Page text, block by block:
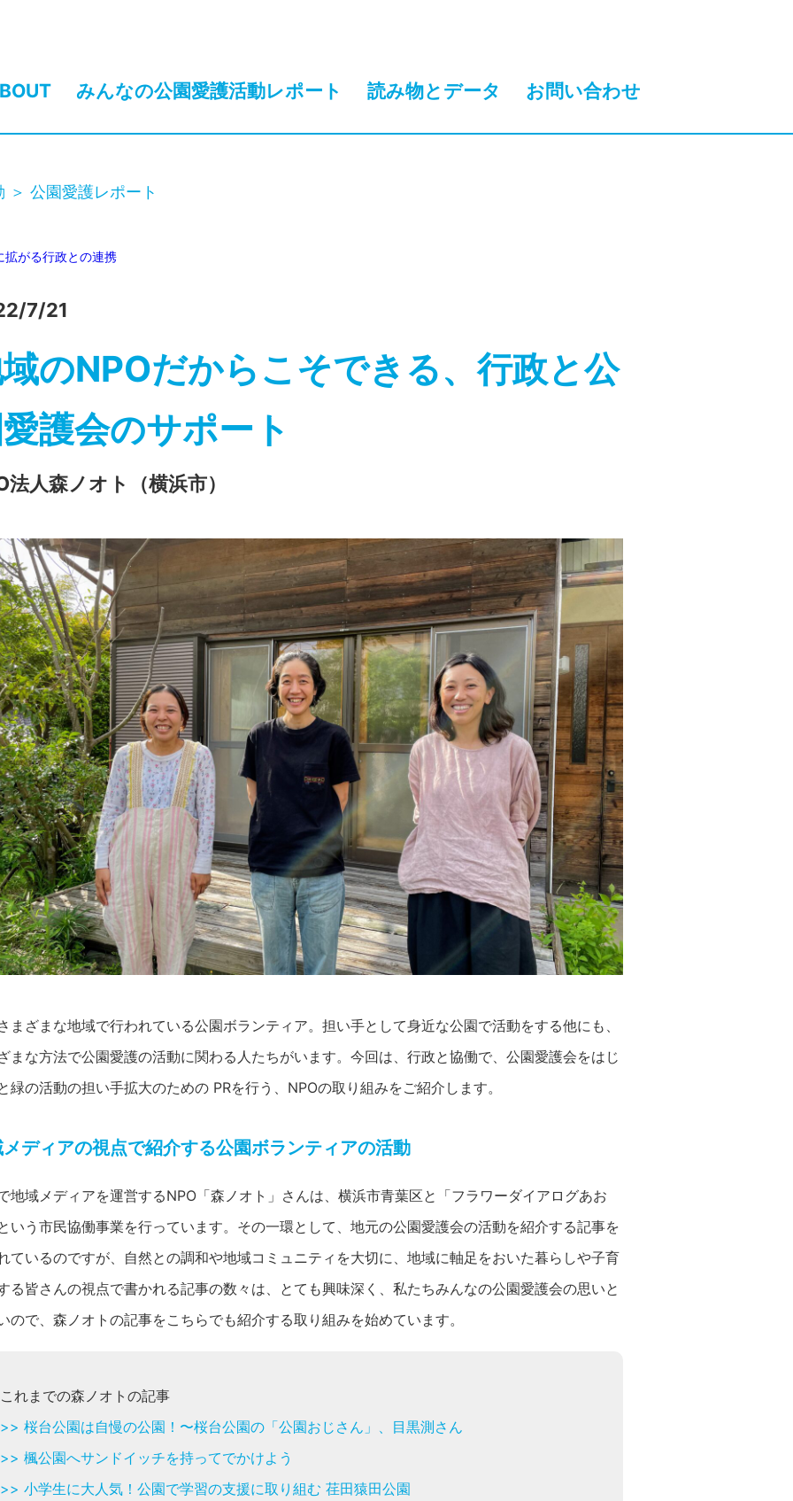
みんなの公園愛護活動レポート 読み物とデータ お問い合わせ
公園愛護レポート
拡がる行政との連携
7/21
のNPOだからこそできる、行政と公
護会のサポート
法人森ノオト（横浜市）
まざまな地域で行われている公園ボランティア。担い手として身近な公園で活動をする他にも、
まな方法で公園愛護の活動に関わる人たちがいます。今回は、行政と協働で、公園愛護会をはじ
緑の活動の担い手拡大のための PRを行う、NPOの取り組みをご紹介します。
ディアの視点で紹介する公園ボランティアの活動
地域メディアを運営するNPO「森ノオト」さんは、横浜市青葉区と「フラワーダイアログあお
いう市民協働事業を行っています。その一環として、地元の公園愛護会の活動を紹介する記事を
ているのですが、自然との調和や地域コミュニティを大切に、地域に軸足をおいた暮らしや子育
る皆さんの視点で書かれる記事の数々は、とても興味深く、私たちみんなの公園愛護会の思いと
ので、森ノオトの記事をこちらでも紹介する取り組みを始めています。
これまでの森ノオトの記事
>> 桜台公園は自慢の公園！〜桜台公園の「公園おじさん」、目黒測さん
>> 楓公園へサンドイッチを持ってでかけよう
>> 小学生に大人気！公園で学習の支援に取り組む 荏田猿田公園